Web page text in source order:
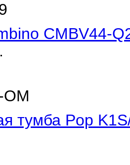
CMBV44-
тумба Pop